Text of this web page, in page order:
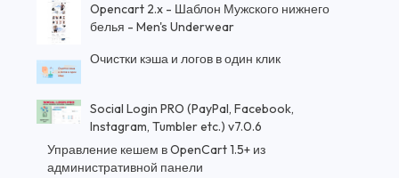
Opencart 2.x - Шаблон Мужского нижнего
белья - Men's Underwear
Очистки кэша и логов в один клик
Social Login PRO (PayPal, Facebook,
Instagram, Tumbler etc.) v7.0.6
Управление кешем в OpenCart 1.5+ из
административной панели